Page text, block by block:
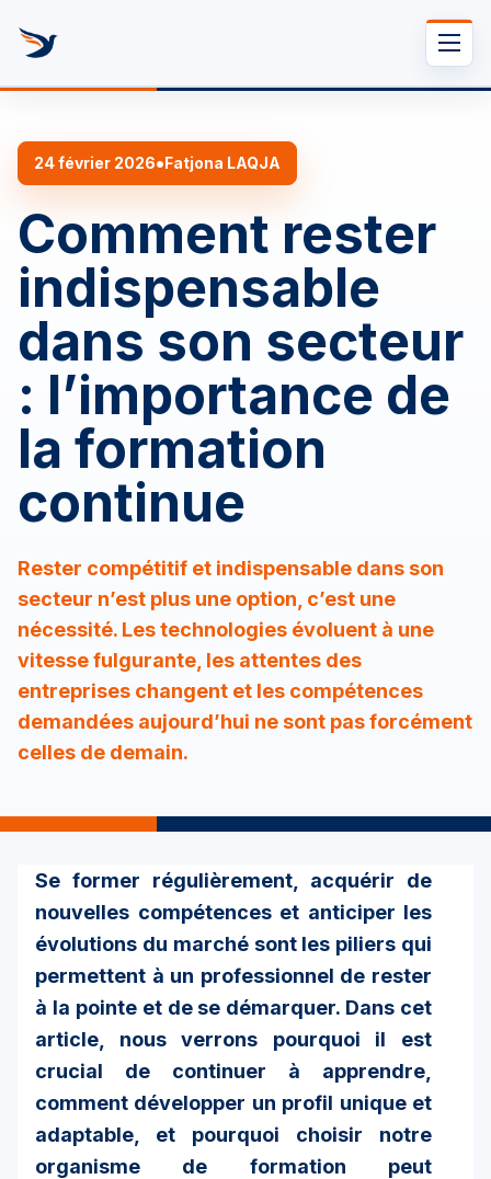
24 février 2026•Fatjona LAQJA
Comment rester
indispensable
dans son secteur
: l’importance de
la formation
continue
Rester compétitif et indispensable dans son
secteur n’est plus une option, c’est une
nécessité. Les technologies évoluent à une
vitesse fulgurante, les attentes des
entreprises changent et les compétences
demandées aujourd’hui ne sont pas forcément
celles de demain.
Se former régulièrement, acquérir de
nouvelles compétences et anticiper les
évolutions du marché sont les piliers qui
permettent à un professionnel de rester
à la pointe et de se démarquer. Dans cet
article, nous verrons pourquoi il est
crucial de continuer à apprendre,
comment développer un profil unique et
adaptable, et pourquoi choisir notre
organisme de formation peut